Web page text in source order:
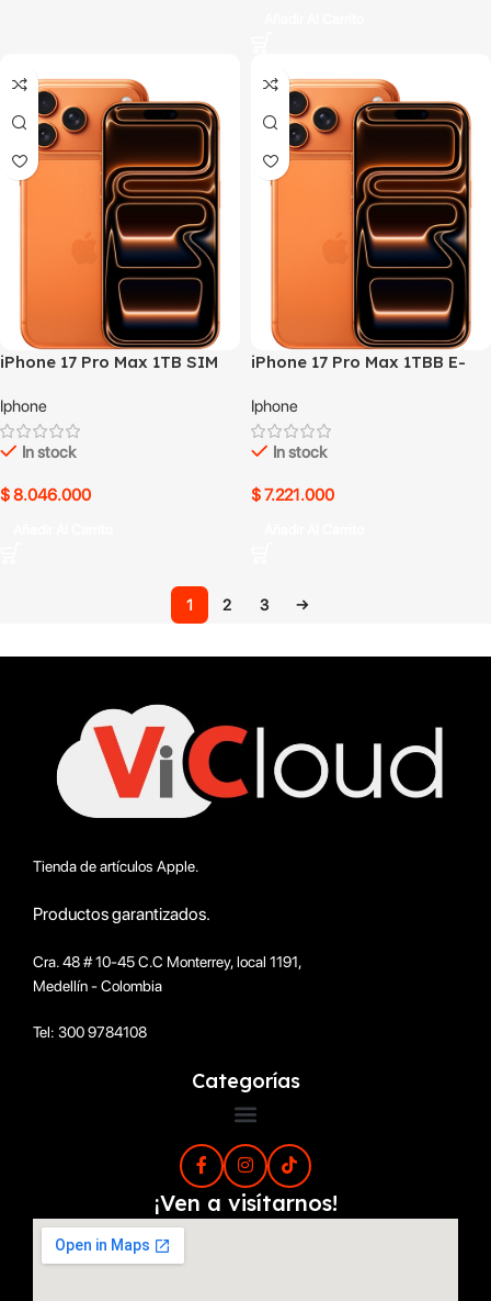
iPhone 17 Pro Max 1TB SIM
Iphone
In stock
$8.046.000
iPhone 17 Pro Max 1TBB E-
Iphone
In stock
$7.221.000
1 2 3 →
Tienda de artículos Apple.
Productos garantizados.
Cra. 48 # 10-45 C.C Monterrey, local 1191,
Medellín - Colombia
Tel: 300 9784108
Categorías
¡Ven a visítarnos!